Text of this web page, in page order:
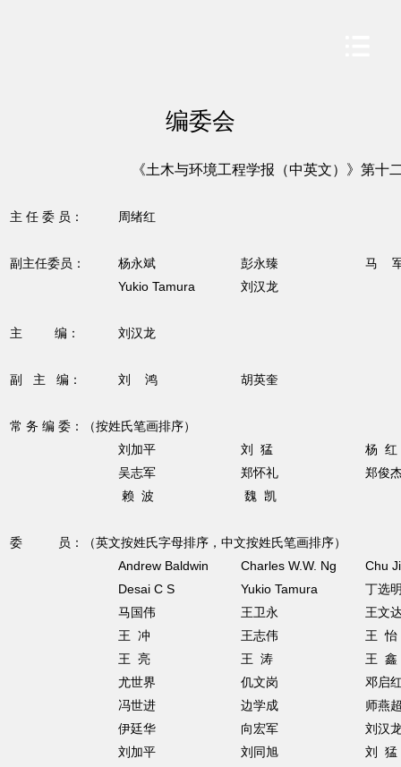
编委会
《土木与环境工程学报（中英文）》第十
主 任 委 员： 周绪红
副主任委员： 杨永斌 彭永臻
马
Yukio Tamura
刘汉龙
主 编： 刘汉龙
副 主 编： 刘 鸿 胡英奎
常 务 编 委：
（按姓氏笔画排序）
刘加平
刘 猛
杨 红
吴志军
郑怀礼
郑俊
赖 波
魏 凯
委 员：
（英文按姓氏字母排序，中文按姓氏笔画排序）
Andrew Baldwin
Charles W.W. Ng
Chu
Desai C S
Yukio Tamura
丁选
马国伟
王卫永
王文
王 冲
王志伟
王 怡
王 亮
王 涛
王 鑫
尤世界
仉文岗
邓启
冯世进
边学成
师燕
伊廷华
向宏军
刘汉
刘加平
刘同旭
刘 猛